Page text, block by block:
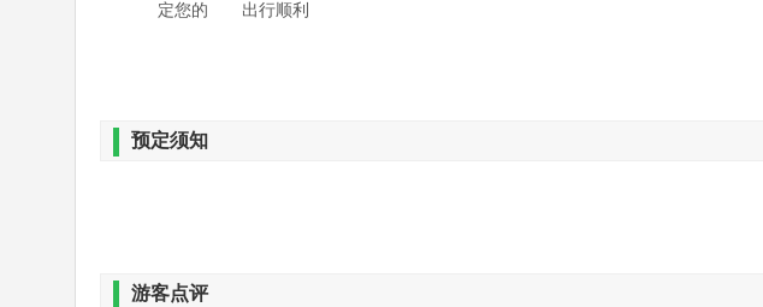
定您的 出行顺利
预定须知
游客点评